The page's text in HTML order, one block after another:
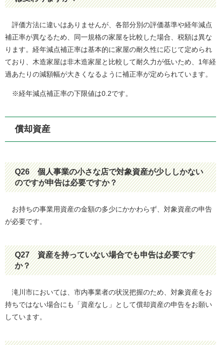
評価方法に違いはありませんが、各部分別の評価基準や経年減点
補正率が異なるため、同一規格の家屋を比較した場合、税額は異な
ります。経年減点補正率は基本的に家屋の耐久性に応じて定められ
ており、木造家屋は非木造家屋と比較して耐久力が低いため、1年経
過あたりの減額幅が大きくなるように補正率が定められています。
※経年減点補正率の下限値は0.2です。
償却資産
Q26個人事業の小さな店で対象資産が少ししかない
のですが申告は必要ですか？
お持ちの事業用資産の金額の多少にかかわらず、対象資産の申告
が必要です。
Q27資産を持っていない場合でも申告は必要です
か？
滝川市においては、市内事業者の状況把握のため、対象資産をお
持ちではない場合にも「資産なし」として償却資産の申告をお願い
しています。